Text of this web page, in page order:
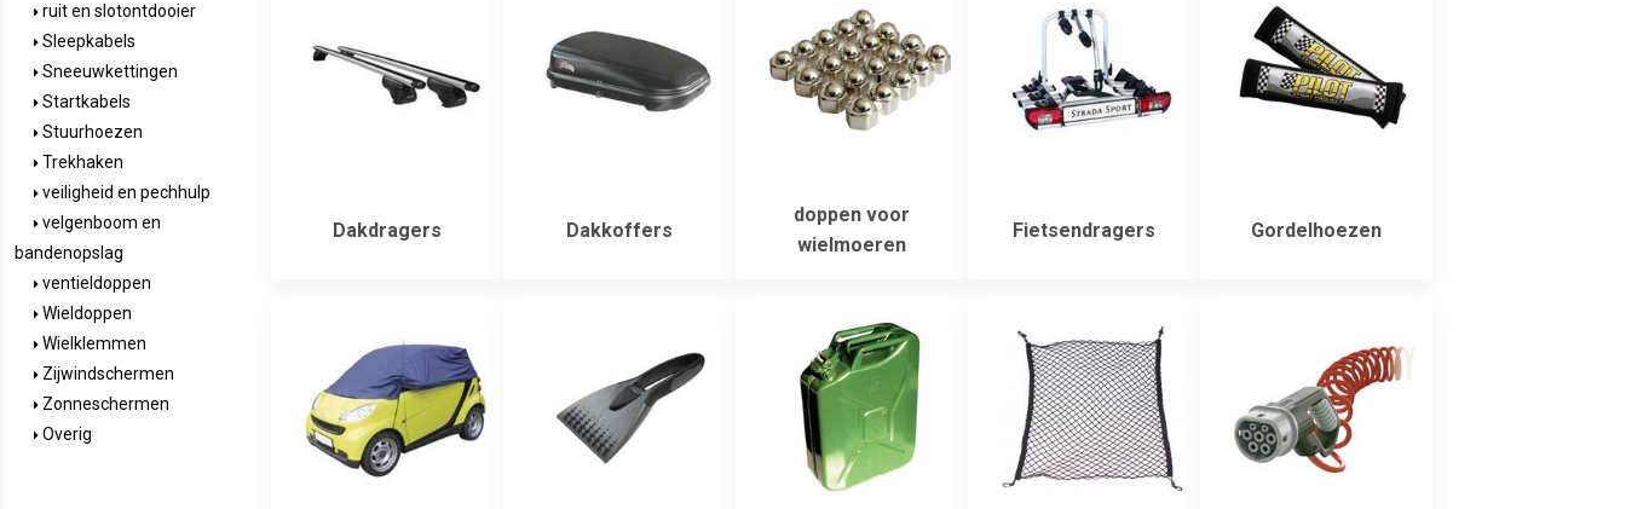
ruit en slotontdooier
Sleepkabels
Sneeuwkettingen
Startkabels
Stuurhoezen
Trekhaken
veiligheid en pechhulp
velgenboom en
bandenopslag
ventieldoppen
Wieldoppen
Wielklemmen
Zijwindschermen
Zonneschermen
Overig
Dakdragers Dakkoffers
doppen voor
wielmoeren
Fietsendragers Gordelhoezen